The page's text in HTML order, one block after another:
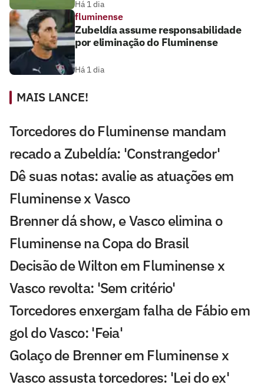
Há 1 dia
fluminense
Zubeldía assume responsabilidade
por eliminação do Fluminense
Há 1 dia
MAIS LANCE!
Torcedores do Fluminense mandam
recado a Zubeldía: 'Constrangedor'
Dê suas notas: avalie as atuações em
Fluminense x Vasco
Brenner dá show, e Vasco elimina o
Fluminense na Copa do Brasil
Decisão de Wilton em Fluminense x
Vasco revolta: 'Sem critério'
Torcedores enxergam falha de Fábio em
gol do Vasco: 'Feia'
Golaço de Brenner em Fluminense x
Vasco assusta torcedores: 'Lei do ex'